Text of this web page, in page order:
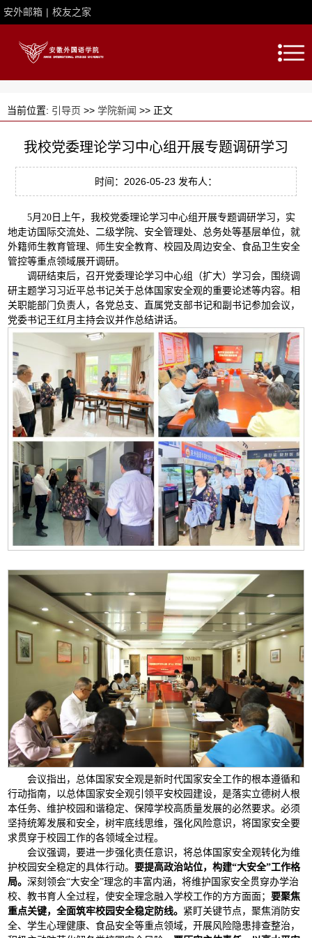
安外邮箱 | 校友之家
当前位置: 引导页 >> 学院新闻 >> 正文
我校党委理论学习中心组开展专题调研学习
时间：2026-05-23 发布人：
5月20日上午，我校党委理论学习中心组开展专题调研学习，实
地走访国际交流处、二级学院、安全管理处、总务处等基层单位，就
外籍师生教育管理、师生安全教育、校园及周边安全、食品卫生安全
管控等重点领域展开调研。
调研结束后，召开党委理论学习中心组（扩大）学习会，围绕调
研主题学习习近平总书记关于总体国家安全观的重要论述等内容。相
关职能部门负责人，各党总支、直属党支部书记和副书记参加会议，
党委书记王红月主持会议并作总结讲话。
会议指出，总体国家安全观是新时代国家安全工作的根本遵循和
行动指南，以总体国家安全观引领平安校园建设，是落实立德树人根
本任务、维护校园和谐稳定、保障学校高质量发展的必然要求。必须
坚持统筹发展和安全，树牢底线思维，强化风险意识，将国家安全要
求贯穿于校园工作的各领域全过程。
会议强调，要进一步强化责任意识，将总体国家安全观转化为维
护校园安全稳定的具体行动。要提高政治站位，构建“大安全”工作格
局。深刻领会“大安全”理念的丰富内涵，将维护国家安全贯穿办学治
校、教书育人全过程，使安全理念融入学校工作的方方面面；要聚焦
重点关键，全面筑牢校园安全稳定防线。 紧盯关键节点，聚焦消防安
全、学生心理健康、食品安全等重点领域，开展风险隐患排查整治，